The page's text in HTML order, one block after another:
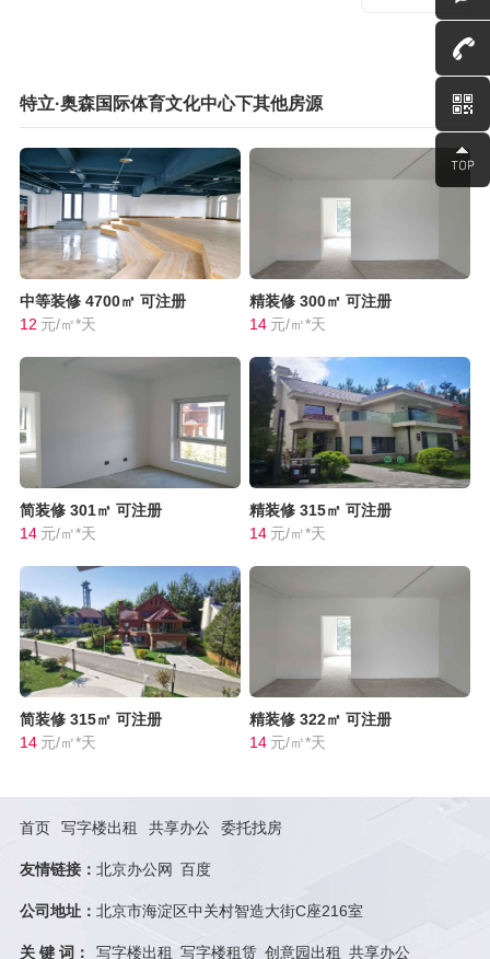
特立·奥森国际体育文化中心下其他房源
中等装修 4700㎡ 可注册
12 元/㎡*天
精装修 300㎡ 可注册
14 元/㎡*天
简装修 301㎡ 可注册
14 元/㎡*天
精装修 315㎡ 可注册
14 元/㎡*天
简装修 315㎡ 可注册
14 元/㎡*天
精装修 322㎡ 可注册
14 元/㎡*天
首页 写字楼出租 共享办公 委托找房
友情链接： 北京办公网 百度
公司地址： 北京市海淀区中关村智造大街C座216室
关 键 词： 写字楼出租 写字楼租赁 创意园出租 共享办公